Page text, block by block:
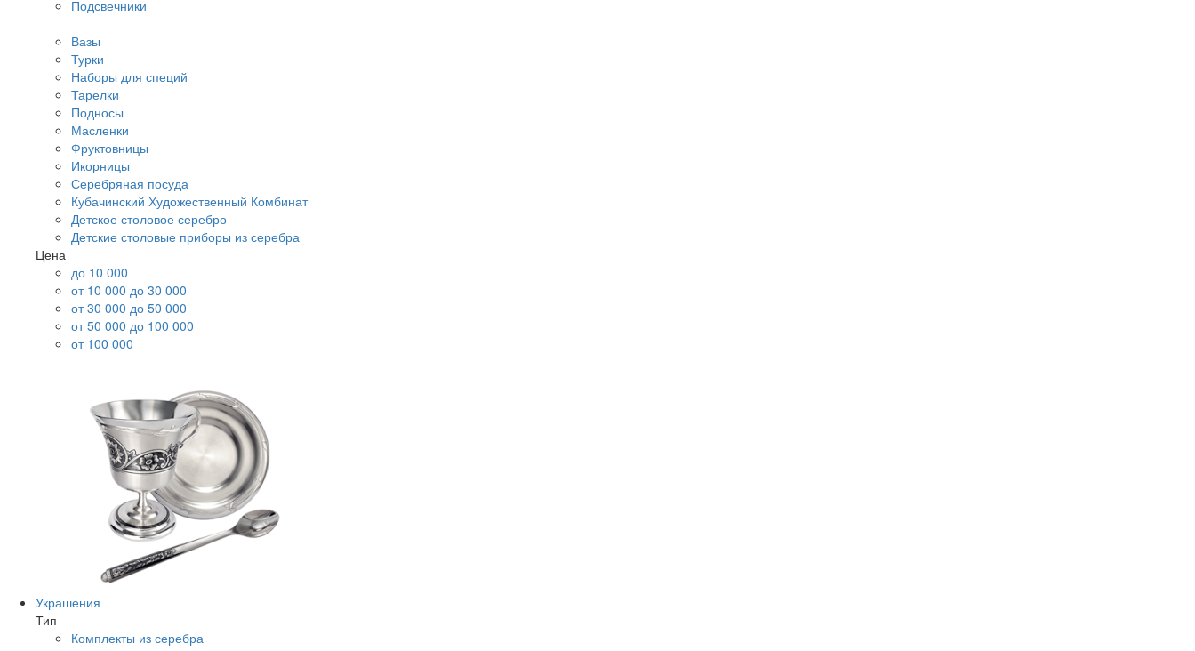
Подсвечники
Вазы
Турки
Наборы для специй
Тарелки
Подносы
Масленки
Фруктовницы
Икорницы
Серебряная посуда
Кубачинский Художественный Комбинат
Детское столовое серебро
Детские столовые приборы из серебра
Цена
до 10 000
от 10 000 до 30 000
от 30 000 до 50 000
от 50 000 до 100 000
от 100 000
Украшения
Тип
Комплекты из серебра